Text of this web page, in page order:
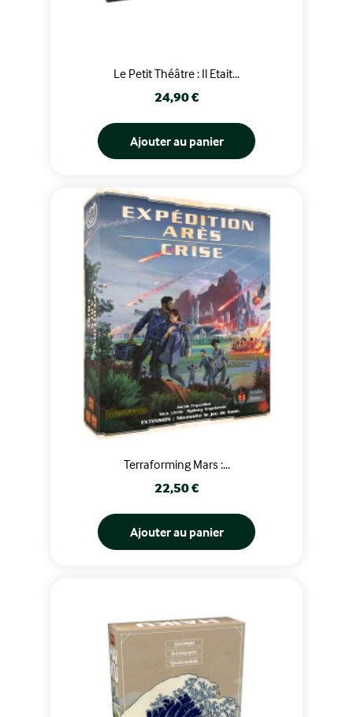
Le Petit Théâtre : Il Etait...
Prix
24,90 €
Ajouter au panier
Terraforming Mars :...
Prix
22,50 €
Ajouter au panier